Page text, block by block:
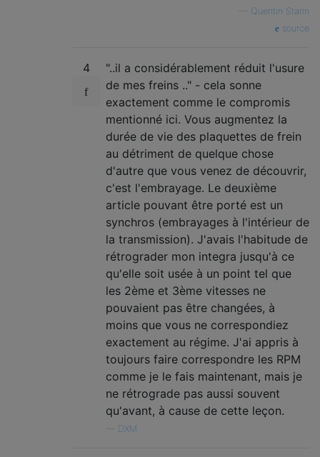
Quentin Starin
source
4
"..il a considérablement réduit l'usure
de mes freins .." - cela sonne
exactement comme le compromis
mentionné ici. Vous augmentez la
durée de vie des plaquettes de frein
au détriment de quelque chose
d'autre que vous venez de découvrir,
c'est l'embrayage. Le deuxième
article pouvant être porté est un
synchros (embrayages à l'intérieur de
la transmission). J'avais l'habitude de
rétrograder mon integra jusqu'à ce
qu'elle soit usée à un point tel que
les 2ème et 3ème vitesses ne
pouvaient pas être changées, à
moins que vous ne correspondiez
exactement au régime. J'ai appris à
toujours faire correspondre les RPM
comme je le fais maintenant, mais je
ne rétrograde pas aussi souvent
qu'avant, à cause de cette leçon.
DXM